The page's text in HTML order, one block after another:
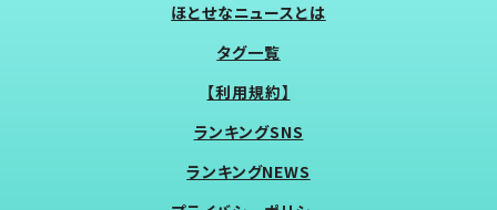
ほとせなニュースとは
タグ一覧
【利用規約】
ランキングSNS
ランキングNEWS